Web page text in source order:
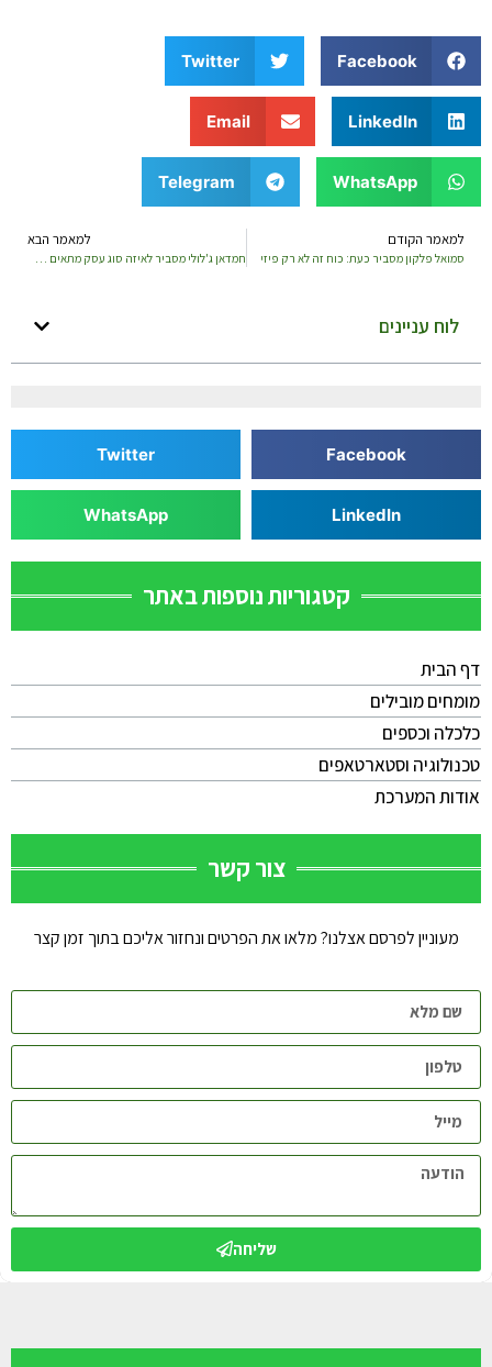
Facebook
Twitter
LinkedIn
Email
WhatsApp
Telegram
למאמר הקודם
סמואל פלקון מסביר כעת: כוח זה לא רק פיזי
למאמר הבא
חמדאן ג'לולי מסביר לאיזה סוג עסק מתאים תקני ISO 9000 וכיצד זה יכול לעזור לו
לוח עניינים
Facebook
Twitter
LinkedIn
WhatsApp
קטגוריות נוספות באתר
דף הבית
מומחים מובילים
כלכלה וכספים
טכנולוגיה וסטארטאפים
אודות המערכת
צור קשר
מעוניין לפרסם אצלנו? מלאו את הפרטים ונחזור אליכם בתוך זמן קצר
שליחה